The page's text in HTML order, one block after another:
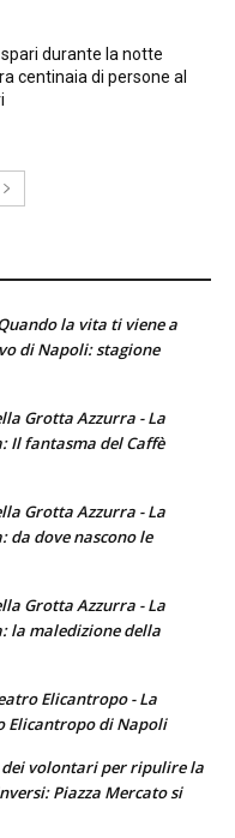
durante la notte
centinaia di persone al
la vita ti viene a
di Napoli: stagione
Grotta Azzurra - La
Il fantasma del Caffè
Grotta Azzurra - La
da dove nascono le
Grotta Azzurra - La
la maledizione della
Elicantropo - La
Elicantropo di Napoli
volontari per ripulire la
Piazza Mercato si